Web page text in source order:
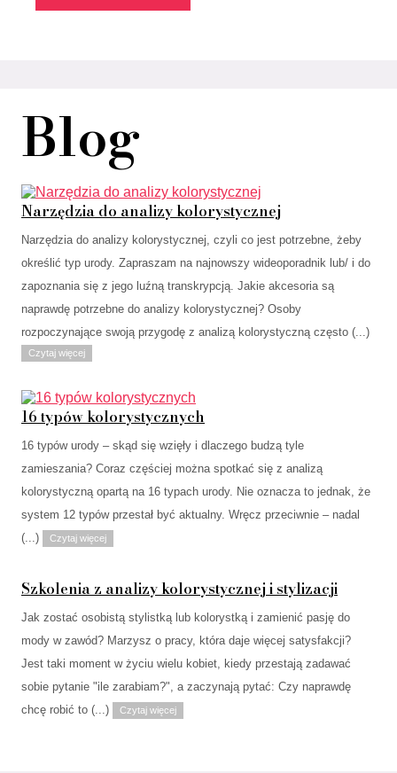
Blog
Narzędzia do analizy kolorystycznej
Narzędzia do analizy kolorystycznej, czyli co jest potrzebne, żeby
określić typ urody. Zapraszam na najnowszy wideoporadnik lub/ i do
zapoznania się z jego luźną transkrypcją. Jakie akcesoria są
naprawdę potrzebne do analizy kolorystycznej? Osoby
rozpoczynające swoją przygodę z analizą kolorystyczną często (...)
Czytaj więcej
16 typów kolorystycznych
16 typów urody – skąd się wzięły i dlaczego budzą tyle
zamieszania? Coraz częściej można spotkać się z analizą
kolorystyczną opartą na 16 typach urody. Nie oznacza to jednak, że
system 12 typów przestał być aktualny. Wręcz przeciwnie – nadal
(...)
Czytaj więcej
Szkolenia z analizy kolorystycznej i stylizacji
Jak zostać osobistą stylistką lub kolorystką i zamienić pasję do
mody w zawód? Marzysz o pracy, która daje więcej satysfakcji?
Jest taki moment w życiu wielu kobiet, kiedy przestają zadawać
sobie pytanie "ile zarabiam?", a zaczynają pytać: Czy naprawdę
chcę robić to (...)
Czytaj więcej